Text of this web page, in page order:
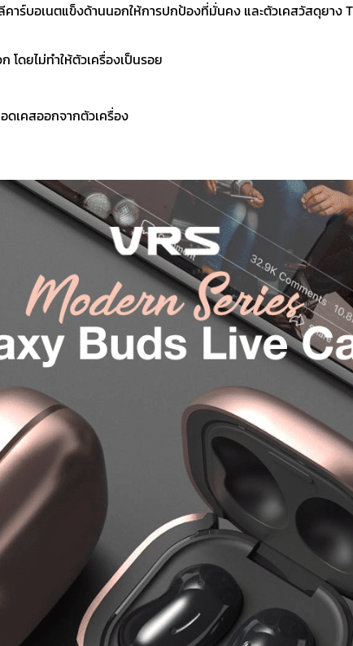
ร์บอเนตแข็งด้านนอกให้การปกป้องที่มั่นคง และตัวเคสวัสดุยาง
ดยไม่ทำให้ตัวเครื่องเป็นรอย
ดเคสออกจากตัวเครื่อง